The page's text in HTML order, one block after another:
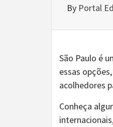
By Portal
São Paulo é
essas
acolhedores
Conheça